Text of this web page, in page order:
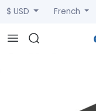
$ USD French